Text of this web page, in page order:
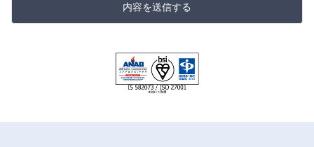
内容を送信する